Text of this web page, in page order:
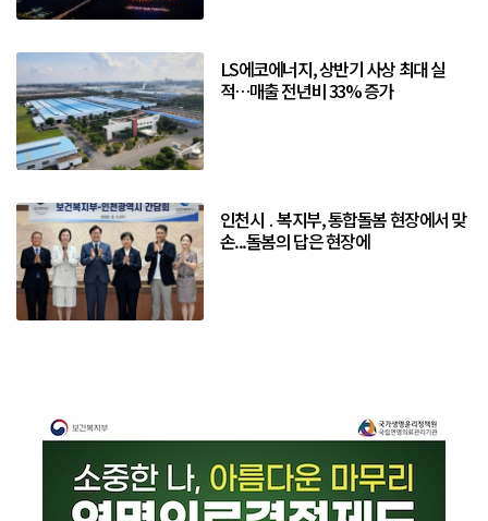
LS에코에너지, 상반기 사상 최대 실
적…매출 전년비 33% 증가
인천시 ․ 복지부, 통합돌봄 현장에서 맞
손...돌봄의 답은 현장에